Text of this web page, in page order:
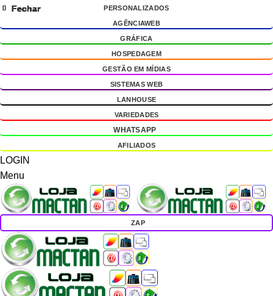
PERSONALIZADOS
AGÊNCIAWEB
GRÁFICA
HOSPEDAGEM
GESTÃO EM MÍDIAS
SISTEMAS WEB
LANHOUSE
VARIEDADES
WHATSAPP
AFILIADOS
LOGIN
Menu
ZAP
Fechar
Fechar
Fechar
Fechar
Fechar
Fechar
Fechar
Fechar
Fechar
Fechar
Fechar